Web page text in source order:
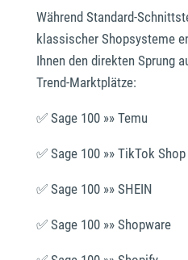
Während Standard-
klassischer Shopsysteme
Ihnen den direkten Sprung
Trend-Marktplätze:
✅ Sage 100 »» Temu
✅ Sage 100 »» TikTok Shop
✅ Sage 100 »» SHEIN
✅ Sage 100 »» Shopware
maniac Support-Assistent
Wie kann ich heute helfen?